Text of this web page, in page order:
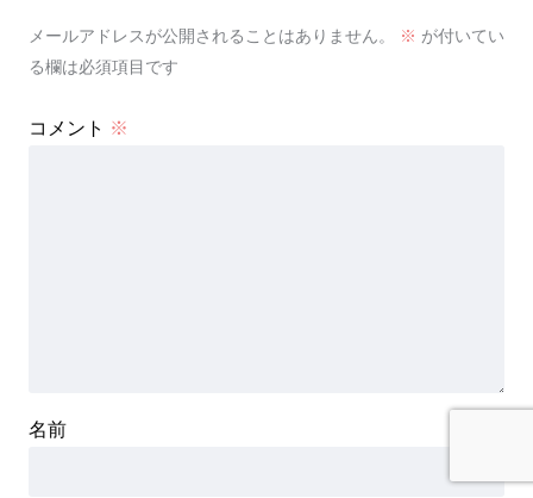
メールアドレスが公開されることはありません。 ※ が付いてい
る欄は必須項目です
コメント ※
名前